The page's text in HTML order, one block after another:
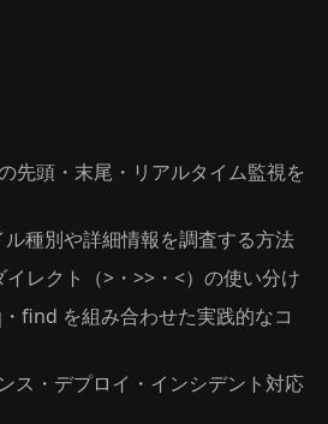
先頭・末尾・リアルタイム監視を
種別や詳細情報を調査する方法
レクト（>・>>・<）の使い分け
find を組み合わせた実践的なコ
ス・デプロイ・インシデント対応